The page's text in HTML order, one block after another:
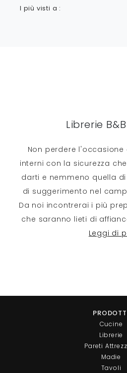
I più visti a :
Librerie
Non perdere
interni con la sicurezza
darti e nemmeno quella
di suggerimento nel
Da noi incontrerai i più
che saranno lieti di
Leggi di
Cucine
Librerie
Pareti
Madie
Tavoli